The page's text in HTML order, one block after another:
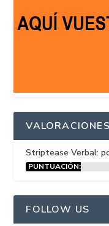
VALORACIONES
Striptease Verbal:
PUNTUACIÓN:
FOLLOW US